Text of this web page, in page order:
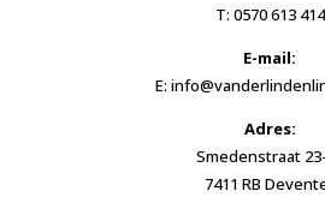
T: 0570 613 414
E-mail:
E:
Adres:
Smedenstraat
7411 RB